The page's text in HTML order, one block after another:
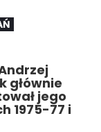
głównie
jego
1975-77 i